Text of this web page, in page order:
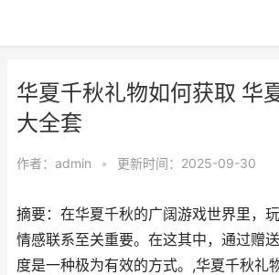
华夏千秋礼物如何获取 华
大全套
作者： admin • 更新时间：2025-09-30
摘要：在华夏千秋的广阔游戏世界里，
情感联系至关重要。在这其中，通过赠
度是一种极为有效的方式。,华夏千秋礼